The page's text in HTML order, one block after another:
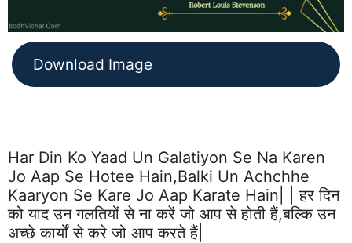
Download Image
Har Din Ko Yaad Un Galatiyon Se Na Karen
Jo Aap Se Hotee Hain,balki Un Achchhe
Kaaryon Se Kare Jo Aap Karate Hain| | हर दिन
को याद उन गलतियों से ना करें जो आप से होती हैं,बल्कि उन
अच्छे कार्यों से करे जो आप करते हैं|